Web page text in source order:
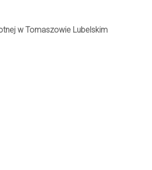
w Tomaszowie Lubelskim